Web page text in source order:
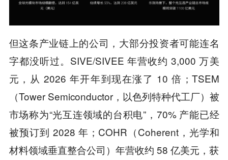
但这条产业链上的公司，大部分投资者可能连名
字都没听过。SIVE/SIVEE 年营收约 3,000 万美
元，从 2026 年开年到现在涨了 10 倍；TSEM
（Tower Semiconductor，以色列特种代工厂）被
市场称为“光互连领域的台积电”，70% 产能已经
被预订到 2028 年；COHR（Coherent，光学和
材料领域垂直整合公司）年营收约 58 亿美元，获